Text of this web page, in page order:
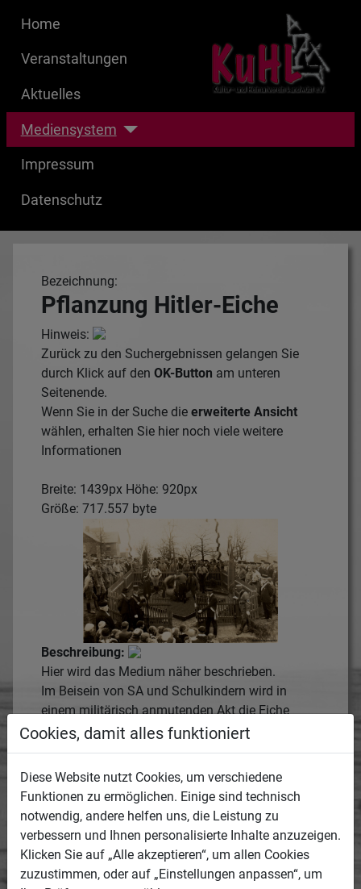
Home
Veranstaltungen
Aktuelles
Mediensystem
Impressum
Datenschutz
Bezeichnung:
Pflanzung Hitler-Eiche
Hinweis:
Zurück zu den Suchergebnissen gelangen Sie
durch Klick auf den OK-Button am unteren
Seitenende.
Wenn Sie in der Suche die erweiterte Ansicht
wählen, erhalten Sie hier noch viele weitere
Informationen
Breite: 1439px Höhe: 920px
Größe: 717.557 byte
Beschreibung:
Hier wird das Medium näher beschrieben.
Im Beisein von SA und Schulkindern wird in
einem militärisch anmutenden Akt die Eiche
gepflanzt. Im Hintergrund die ehemalige
Gemeindeverwaltung, heute Verwaltung des
Museums
Entstanden:
Termin oder Zeitraum, wann das Medium
entstanden ist.
1932
1930iger jahre nach Machtergreifung der
Cookies, damit alles funktioniert
Diese Website nutzt Cookies, um verschiedene
Funktionen zu ermöglichen. Einige sind technisch
notwendig, andere helfen uns, die Leistung zu
verbessern und Ihnen personalisierte Inhalte anzuzeigen.
Klicken Sie auf „Alle akzeptieren“, um allen Cookies
zuzustimmen, oder auf „Einstellungen anpassen“, um